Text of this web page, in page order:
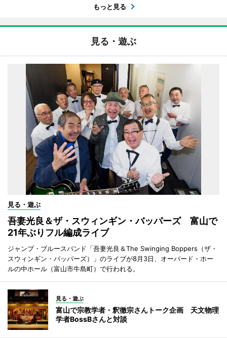
もっと見る
見る・遊ぶ
見る・遊ぶ
吾妻光良＆ザ・スウィンギン・バッパーズ 富山で
21年ぶりフル編成ライブ
ジャンプ・ブルースバンド「吾妻光良＆The Swinging Boppers（ザ・
スウィンギン・バッパーズ）」のライブが8月3日、オーバード・ホー
ルの中ホール（富山市牛島町）で行われる。
見る・遊ぶ
富山で宗教学者・釈徹宗さんトーク企画 天文物理
学者BossBさんと対談